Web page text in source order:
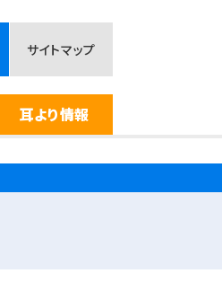
サイトマップ
耳より情報